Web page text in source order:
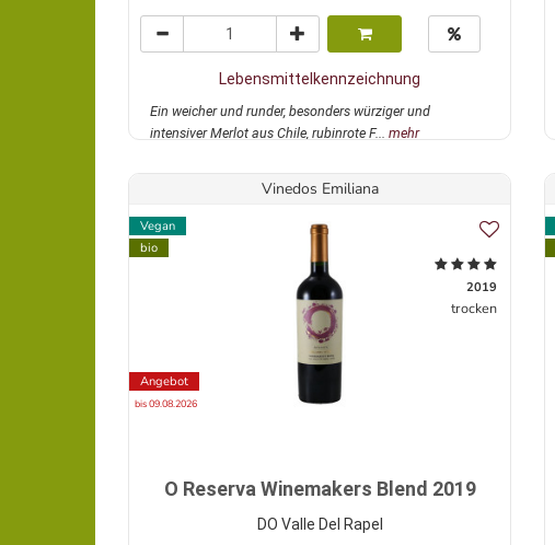
Lebensmittelkennzeichnung
Ein weicher und runder, besonders würziger und
intensiver Merlot aus Chile, rubinrote F... mehr
Vinedos Emiliana
Vegan
bio
Angebot
bis 09.08.2026
2019
trocken
O Reserva Winemakers Blend 2019
DO Valle Del Rapel